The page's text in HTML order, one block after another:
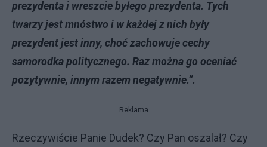
prezydenta i wreszcie byłego prezydenta. Tych
twarzy jest mnóstwo i w każdej z nich były
prezydent jest inny, choć zachowuje cechy
samorodka politycznego. Raz można go oceniać
pozytywnie, innym razem negatywnie.”.
Reklama
Rzeczywiście Panie Dudek? Czy Pan oszalał? Czy